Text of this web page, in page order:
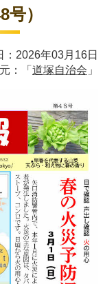
）
2026年03月16日
：「 道塚自治会 」